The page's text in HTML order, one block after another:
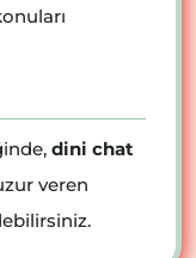
dini chat
veren